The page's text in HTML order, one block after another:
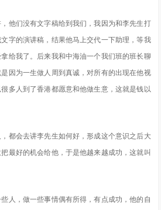
他们没有文字稿给到我们，我因为和李先生打
字的演讲稿，结果他马上交代一下助理，等我
给我了。后来我和中海油一个我们班的班长聊
因为一生做人周到真诚，对所有的出现在他视
多人到了香港都愿意和他做生意，这就是钱以
都会去讲李先生如何好，形成这个意识之后大
最好的机会给他，于是他越来越成功，这就叫
人，做一些事情偶有所得，有点成功，他的自